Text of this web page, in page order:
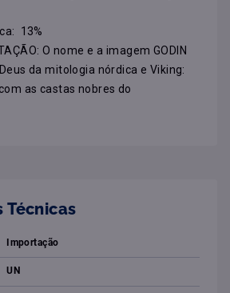
13%
O nome e a imagem GODIN
da mitologia nórdica e Viking:
as castas nobres do
Técnicas
Importação
UN